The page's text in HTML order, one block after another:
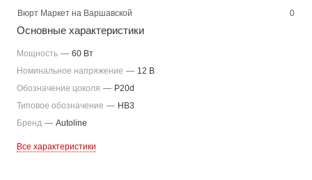
Вюрт Маркет на Варшавской
0
Основные характеристики
Мощность — 60 Вт
Номинальное напряжение — 12 В
Обозначение цоколя — P20d
Типовое обозначение — HB3
Бренд — Autoline
Все характеристики